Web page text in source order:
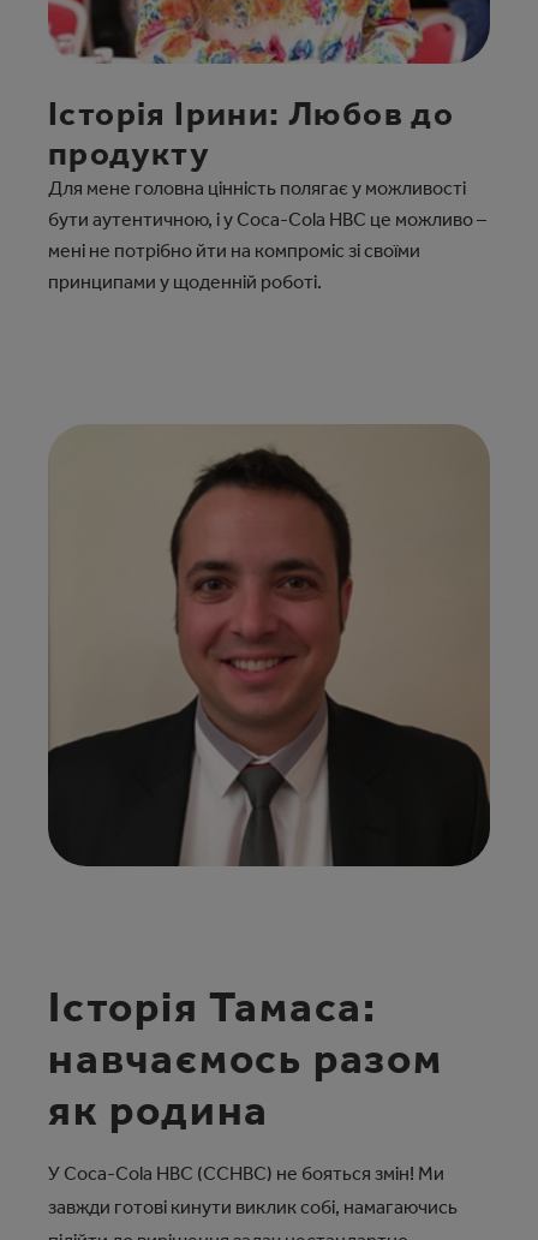
Історія Ірини: Любов до
продукту
Для мене головна цінність полягає у можливості
бути аутентичною, і у Coca‑Cola HBC це можливо –
мені не потрібно йти на компроміс зі своїми
принципами у щоденній роботі.
Історія Тамаса:
навчаємось разом
як родина
У Coca‑Cola HBC (CCHBC) не бояться змін! Ми
завжди готові кинути виклик собі, намагаючись